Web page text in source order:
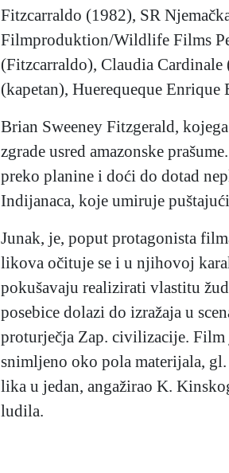
Fitzcarraldo (1982), SR
Filmproduktion/Wildlife Films
(Fitzcarraldo), Claudia
(kapetan), Huerequeque
Brian Sweeney Fitzgerald,
zgrade usred amazonske
preko planine i doći do dotad
Indijanaca, koje umiruje
Junak, je, poput protagonista
likova očituje se i u njihovoj
pokušavaju realizirati vlastitu
posebice dolazi do izražaja u
proturječja Zap. civilizacije. Film
snimljeno oko pola materijala,
lika u jedan, angažirao K.
ludila.